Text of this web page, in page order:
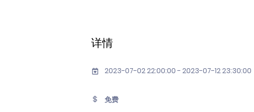
详情
2023-07-02 22:00:00 - 2023-07-12 23:30:00
免费